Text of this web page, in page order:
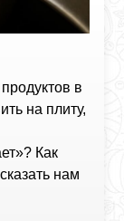
в
на плиту,
Как
нам